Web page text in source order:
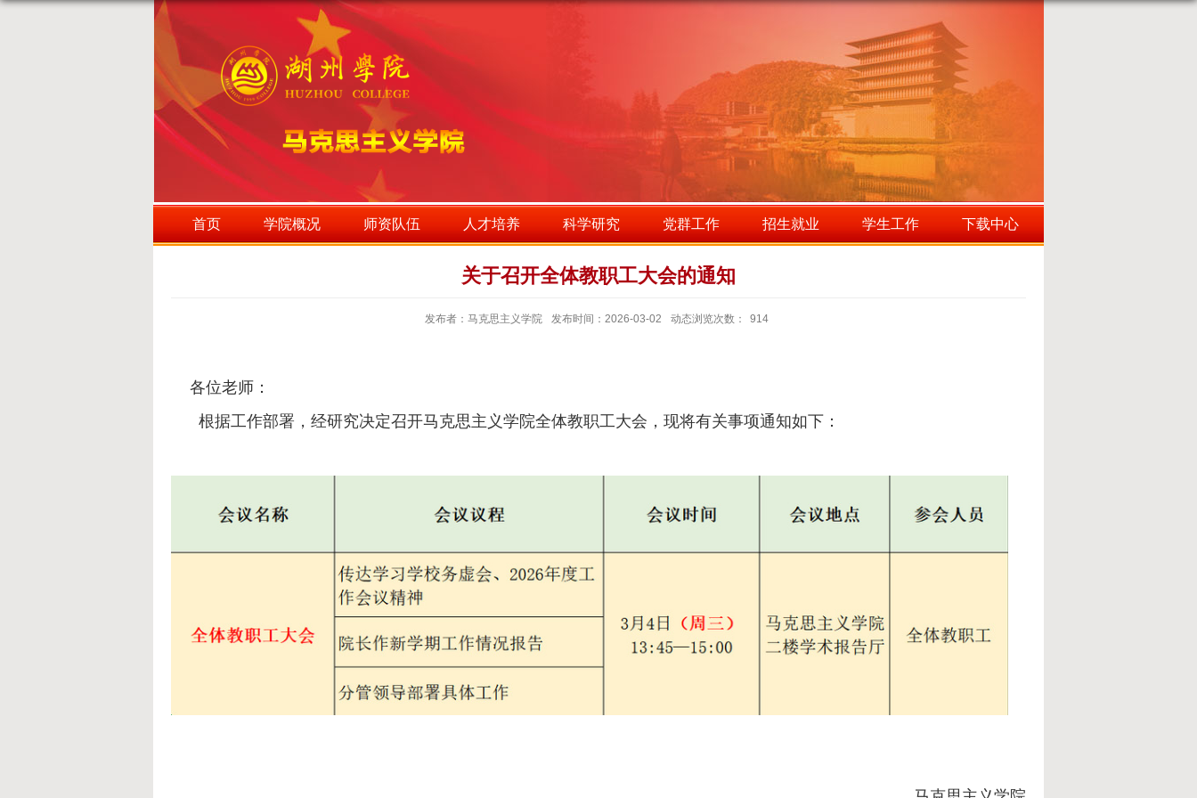
首页 学院概况 师资队伍 人才培养 科学研究 党群工作 招生就业 学生工作 下载中心
关于召开全体教职工大会的通知
发布者：马克思主义学院 发布时间：2026-03-02 动态浏览次数： 914
各位老师：
根据工作部署，经研究决定召开马克思主义学院全体教职工大会， 现将有关事项通知如下：